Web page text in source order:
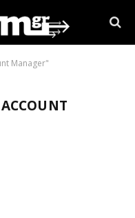
Manager"